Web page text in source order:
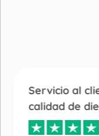
Servicio al
calidad de